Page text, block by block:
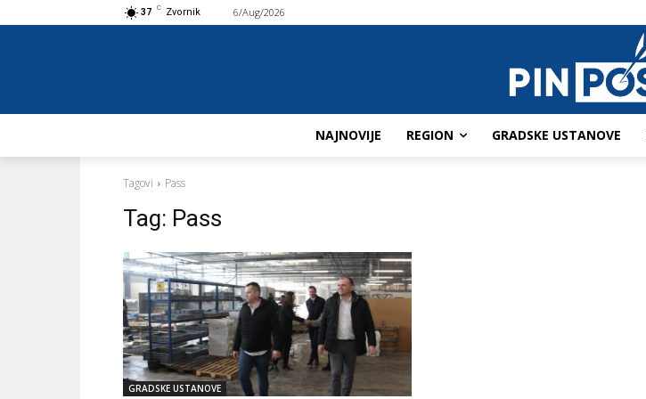
37 C Zvornik 6/Aug/2026
NAJNOVIJE REGION GRADSKE USTANOVE
Tagovi Pass
Tag: Pass
GRADSKE USTANOVE